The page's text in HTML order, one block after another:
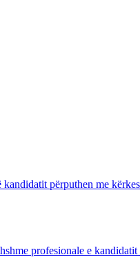
përputhen me
profesionale e